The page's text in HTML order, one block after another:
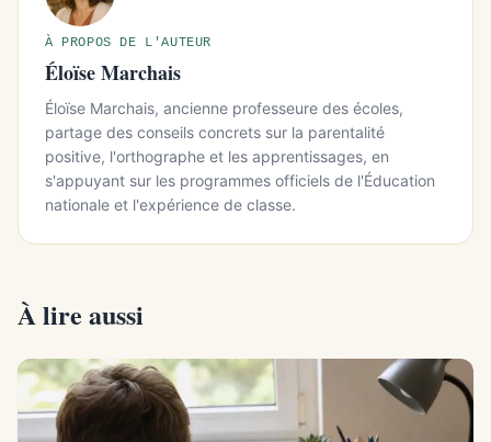
À PROPOS DE L'AUTEUR
Éloïse Marchais
Éloïse Marchais, ancienne professeure des écoles,
partage des conseils concrets sur la parentalité
positive, l'orthographe et les apprentissages, en
s'appuyant sur les programmes officiels de l'Éducation
nationale et l'expérience de classe.
À lire aussi